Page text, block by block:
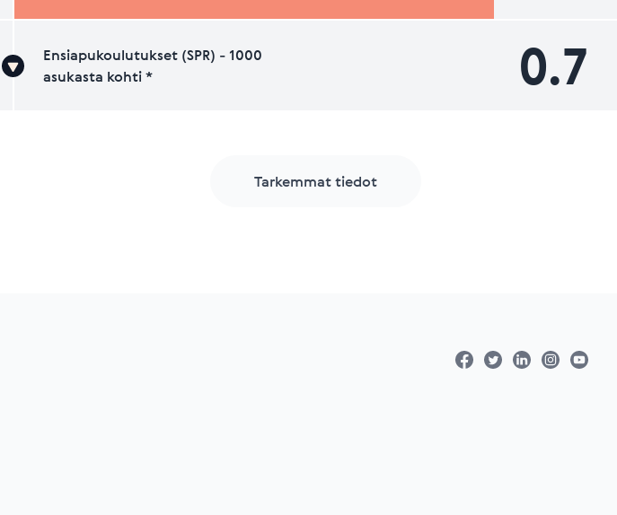
Ensiapukoulutukset (SPR) - 1000
asukasta kohti *
0.7
Tarkemmat tiedot